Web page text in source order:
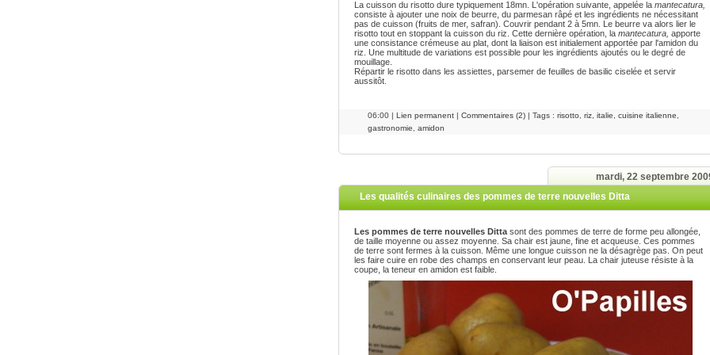
La cuisson du risotto dure typiquement 18mn. L'opération suivante, appelée la mantecatura
consiste à ajouter une noix de beurre, du parmesan râpé et les ingrédients ne nécessitant
pas de cuisson (fruits de mer, safran). Couvrir pendant 2 à 5mn. Le beurre va alors lier le
risotto tout en stoppant la cuisson du riz. Cette dernière opération, la mantecatura, apporte
une consistance crémeuse au plat, dont la liaison est initialement apportée par l'amidon du
riz. Une multitude de variations est possible pour les ingrédients ajoutés ou le degré de
mouillage.
Répartir le risotto dans les assiettes, parsemer de feuilles de basilic ciselée et servir
aussitôt.
06:00 | Lien permanent | Commentaires (2) | Tags : risotto riz italie cuisine italienne
gastronomie
amidon
mardi, 22 septembre
Les qualités culinaires des pommes de terre nouvelles Ditta
Les pommes de terre nouvelles Ditta sont des pommes de terre de forme peu allongée,
de taille moyenne ou assez moyenne. Sa chair est jaune, fine et acqueuse. Ces pommes
de terre sont fermes à la cuisson. Même une longue cuisson ne la désagrège pas. On peut
les faire cuire en robe des champs en conservant leur peau. La chair juteuse résiste à la
coupe, la teneur en amidon est faible.